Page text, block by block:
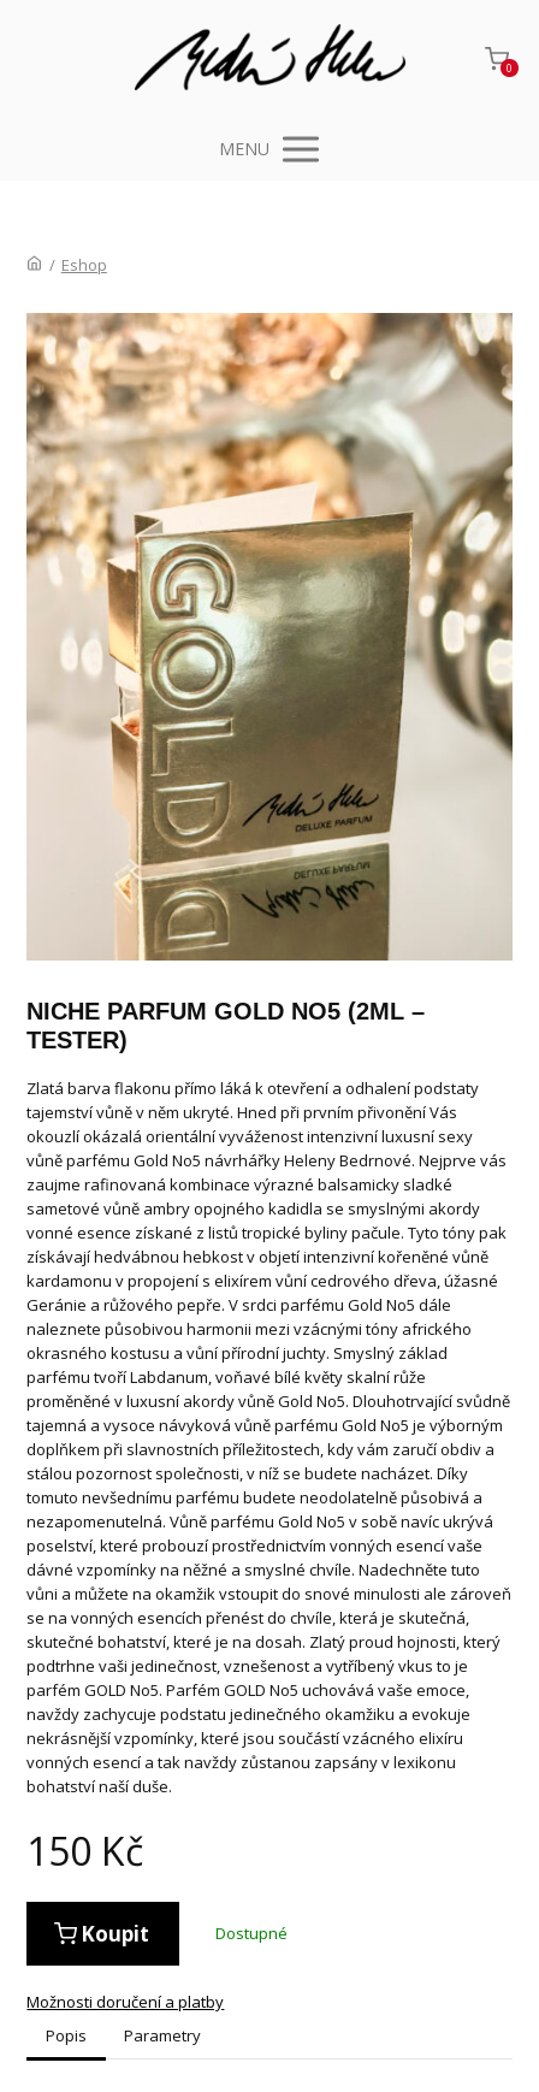
0
MENU
/ Eshop
NICHE PARFUM GOLD NO5 (2ML –
TESTER)
Zlatá barva flakonu přímo láká k otevření a odhalení podstaty
tajemství vůně v něm ukryté. Hned při prvním přivonění Vás
okouzlí okázalá orientální vyváženost intenzivní luxusní sexy
vůně parfému Gold No5 návrhářky Heleny Bedrnové. Nejprve vás
zaujme rafinovaná kombinace výrazné balsamicky sladké
sametové vůně ambry opojného kadidla se smyslnými akordy
vonné esence získané z listů tropické byliny pačule. Tyto tóny pak
získávají hedvábnou hebkost v objetí intenzivní kořeněné vůně
kardamonu v propojení s elixírem vůní cedrového dřeva, úžasné
Geránie a růžového pepře. V srdci parfému Gold No5 dále
naleznete působivou harmonii mezi vzácnými tóny afrického
okrasného kostusu a vůní přírodní juchty. Smyslný základ
parfému tvoří Labdanum, voňavé bílé květy skalní růže
proměněné v luxusní akordy vůně Gold No5. Dlouhotrvající svůdně
tajemná a vysoce návyková vůně parfému Gold No5 je výborným
doplňkem při slavnostních příležitostech, kdy vám zaručí obdiv a
stálou pozornost společnosti, v níž se budete nacházet. Díky
tomuto nevšednímu parfému budete neodolatelně působivá a
nezapomenutelná. Vůně parfému Gold No5 v sobě navíc ukrývá
poselství, které probouzí prostřednictvím vonných esencí vaše
dávné vzpomínky na něžné a smyslné chvíle. Nadechněte tuto
vůni a můžete na okamžik vstoupit do snové minulosti ale zároveň
se na vonných esencích přenést do chvíle, která je skutečná,
skutečné bohatství, které je na dosah. Zlatý proud hojnosti, který
podtrhne vaši jedinečnost, vznešenost a vytříbený vkus to je
parfém GOLD No5. Parfém GOLD No5 uchovává vaše emoce,
navždy zachycuje podstatu jedinečného okamžiku a evokuje
nekrásnější vzpomínky, které jsou součástí vzácného elixíru
vonných esencí a tak navždy zůstanou zapsány v lexikonu
bohatství naší duše.
150 Kč
Koupit Dostupné
Možnosti doručení a platby
Popis
Parametry